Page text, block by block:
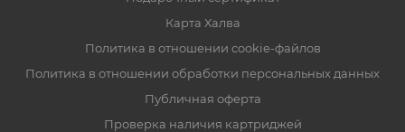
Карта Халва
Политика в отношении cookie-файлов
Политика в отношении обработки персональных данных
Публичная оферта
Проверка наличия картриджей